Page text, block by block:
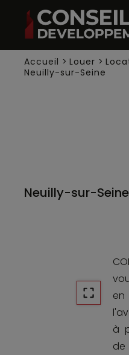
Accueil > Louer >
Neuilly-sur-Seine
Neuilly-sur-
à